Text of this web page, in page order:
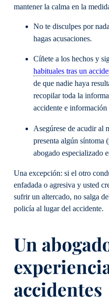
mantener la calma en la
No te disculpes por
hagas acusaciones.
Cíñete a los hechos y
habituales tras un
de que nadie haya
recopilar toda la
accidente e
Asegúrese de acudir al
presenta algún síntoma
abogado especializado
Una excepción: si el otro
enfadada o agresiva y usted
sufrir un altercado, no salga
policía al lugar del accidente.
Un
accidentes